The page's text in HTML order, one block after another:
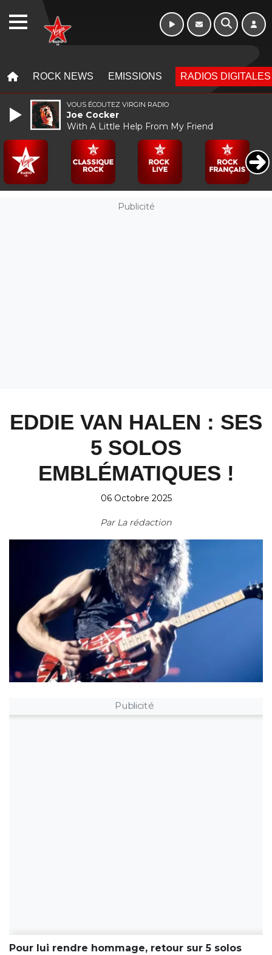
ROCK NEWS EMISSIONS RADIOS DIGITALES
Publicité
EDDIE VAN HALEN : SES
5 SOLOS
EMBLÉMATIQUES !
06 Octobre 2025
Par La rédaction
Publicité
Pour lui rendre hommage, retour sur 5 solos
VOUS ÉCOUTEZ VIRGIN RADIO
Joe Cocker
With A Little Help From My Friend
WEBRADIO